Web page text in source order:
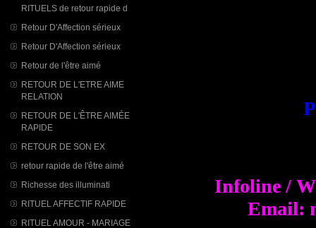
RITUELS de retour rapide d
Retour D'Affection sérieux
Retour D'Affection sérieux
Retour de l'être aimé
RETOUR DE L'ETRE AIME
RELATION
RETOUR DE L'ÊTRE AIMÉE
RAPIDE
RETOUR DE SON EX
retour rapide de l'être aimé
Richesse des illuminati
RITUEL AFFECTIF RAPIDE
RITUEL AMOUR - MARIAGE
Infoline /
Email: